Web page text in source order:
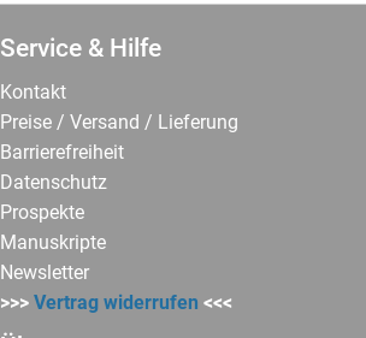
Service & Hilfe
Kontakt
Preise / Versand / Lieferung
Barrierefreiheit
Datenschutz
Prospekte
Manuskripte
Newsletter
>>>Vertrag widerrufen <<<